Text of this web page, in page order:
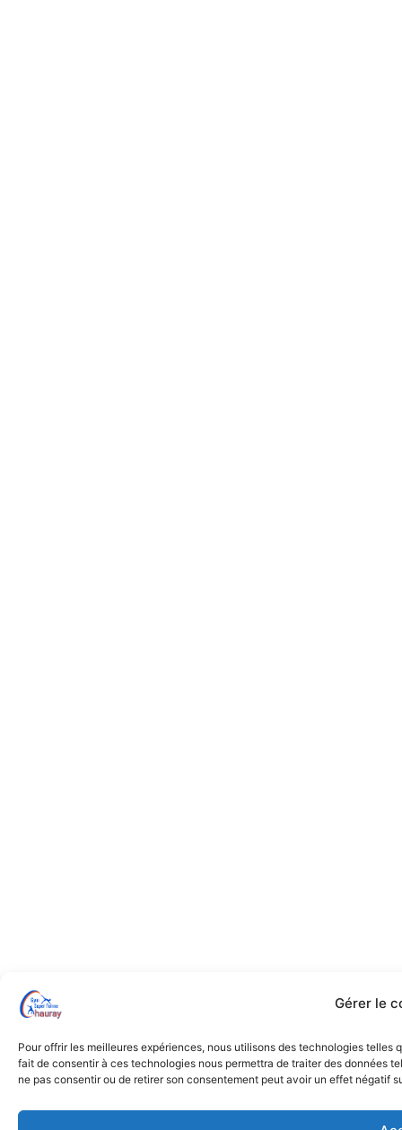
Gérer le
Pour offrir les meilleures expériences, nous utilisons des technologies
fait de consentir à ces technologies nous permettra de traiter des données
ne pas consentir ou de retirer son consentement peut avoir un effet négatif